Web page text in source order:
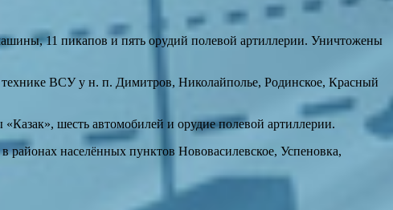
11 пикапов и пять орудий полевой артиллерии. Уничтожены
ВСУ у н. п. Димитров, Николайполье, Родинское, Красный
шесть автомобилей и орудие полевой артиллерии.
населённых пунктов Нововасилевское, Успеновка,